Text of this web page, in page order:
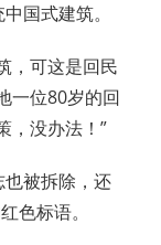
国式建筑。
，可这是回民
一位80岁的回
，没办法！”
被拆除，还
色标语。